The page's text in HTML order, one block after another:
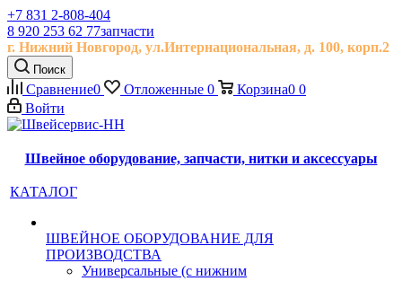
+7 831 2-808-404
8 920 253 62 77запчасти
г. Нижний Новгород, ул.Интернациональная, д. 100, корп.2
Поиск
Сравнение0 Отложенные 0 Корзина0 0
Войти
Швейное оборудование, запчасти, нитки и аксессуары
КАТАЛОГ
ШВЕЙНОЕ ОБОРУДОВАНИЕ ДЛЯ
ПРОИЗВОДСТВА
Универсальные (с нижним